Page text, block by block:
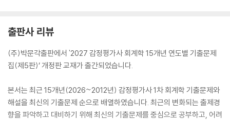
출판사 리뷰
(주)박문각출판에서 '2027 감정평가사 회계학 15개년 연도별 기출문제
집(제5판)’ 개정판 교재가 출간되었습니다.
본서는 최근 15개년(2026~2012년) 감정평가사 1차 회계학 기출문제와
해설을 최신의 기출문제 순으로 배열하였습니다. 최근의 변화되는 출제경
향을 파악하고 대비하기 위해 최신의 기출문제를 중심으로 공부하고, 어려